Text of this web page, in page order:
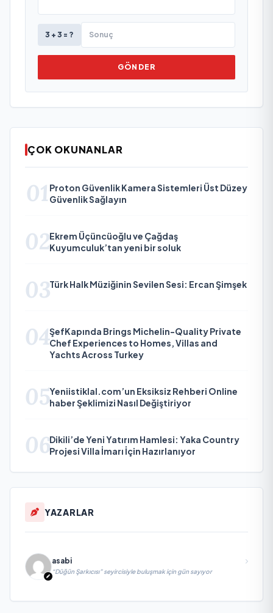
3 + 3 = ?
GÖNDER
ÇOK OKUNANLAR
01 Proton Güvenlik Kamera Sistemleri Üst Düzey
Güvenlik Sağlayın
02Ekrem Üçüncüoğlu ve Çağdaş
Kuyumculuk’tan yeni bir soluk
03Türk Halk Müziğinin Sevilen Sesi: Ercan Şimşek
04ŞefKapında Brings Michelin-Quality Private
Chef Experiences to Homes, Villas and
Yachts Across Turkey
05Yeniistiklal.com’un Eksiksiz Rehberi Online
haber Şeklimizi Nasıl Değiştiriyor
06Dikili’de Yeni Yatırım Hamlesi: Yaka Country
Projesi Villa İmarı İçin Hazırlanıyor
YAZARLAR
asabi
“Düğün Şarkıcısı” seyircisiyle buluşmak için gün sayıyor